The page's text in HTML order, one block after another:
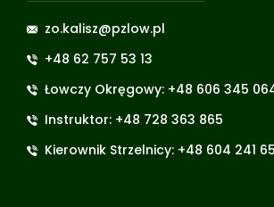
zo.kalisz@pzlow.pl
+48 62 757 53 13
Łowczy Okręgowy: +48 606 345
Instruktor: +48 728 363 865
Kierownik Strzelnicy: +48 604 241